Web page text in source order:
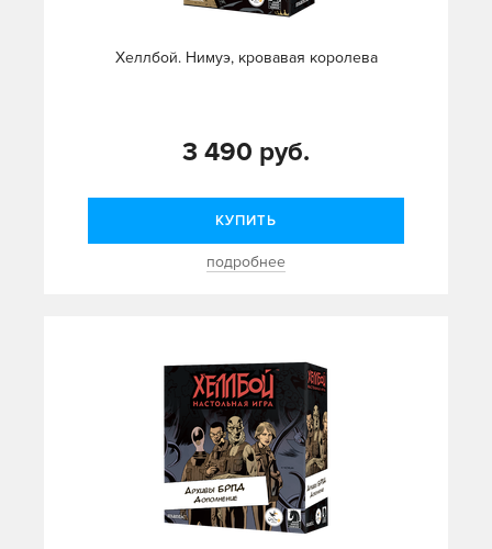
Хеллбой. Нимуэ, кровавая королева
3 490 руб.
КУПИТЬ
подробнее